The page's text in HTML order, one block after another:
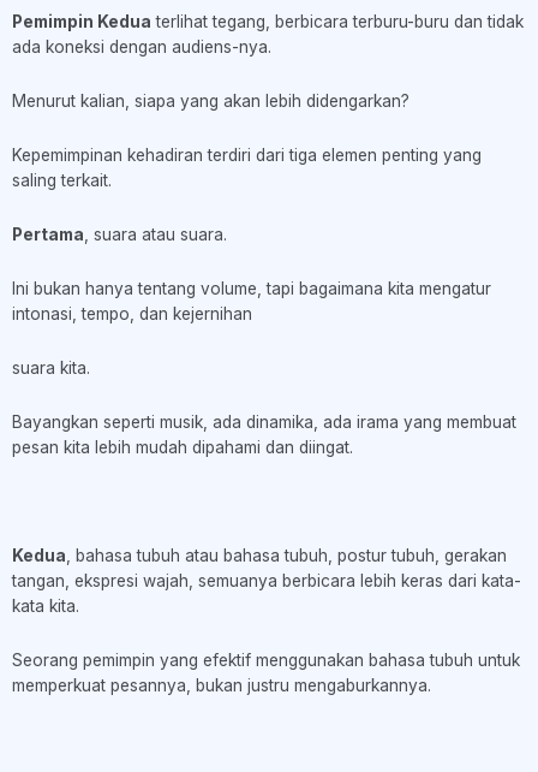
Pemimpin Kedua terlihat tegang, berbicara terburu-buru dan tidak
ada koneksi dengan audiens-nya.
Menurut kalian, siapa yang akan lebih didengarkan?
Kepemimpinan kehadiran terdiri dari tiga elemen penting yang
saling terkait.
Pertama , suara atau suara.
Ini bukan hanya tentang volume, tapi bagaimana kita mengatur
intonasi, tempo, dan kejernihan
suara kita.
Bayangkan seperti musik, ada dinamika, ada irama yang membuat
pesan kita lebih mudah dipahami dan diingat.
Kedua , bahasa tubuh atau bahasa tubuh, postur tubuh, gerakan
tangan, ekspresi wajah, semuanya berbicara lebih keras dari kata-
kata kita.
Seorang pemimpin yang efektif menggunakan bahasa tubuh untuk
memperkuat pesannya, bukan justru mengaburkannya.